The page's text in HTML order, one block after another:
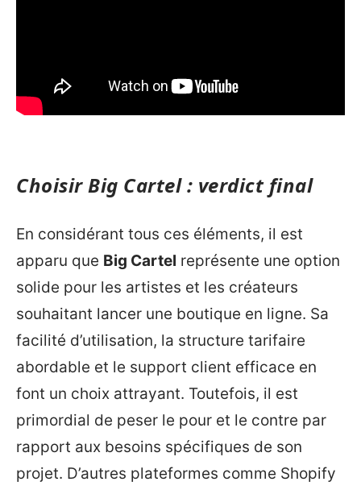
Choisir Big Cartel : verdict final
En considérant tous ces éléments, il est
apparu que Big Cartel représente une option
solide pour les artistes et les créateurs
souhaitant lancer une boutique en ligne. Sa
facilité d’utilisation, la structure tarifaire
abordable et le support client efficace en
font un choix attrayant. Toutefois, il est
primordial de peser le pour et le contre par
rapport aux besoins spécifiques de son
projet. D’autres plateformes comme Shopify